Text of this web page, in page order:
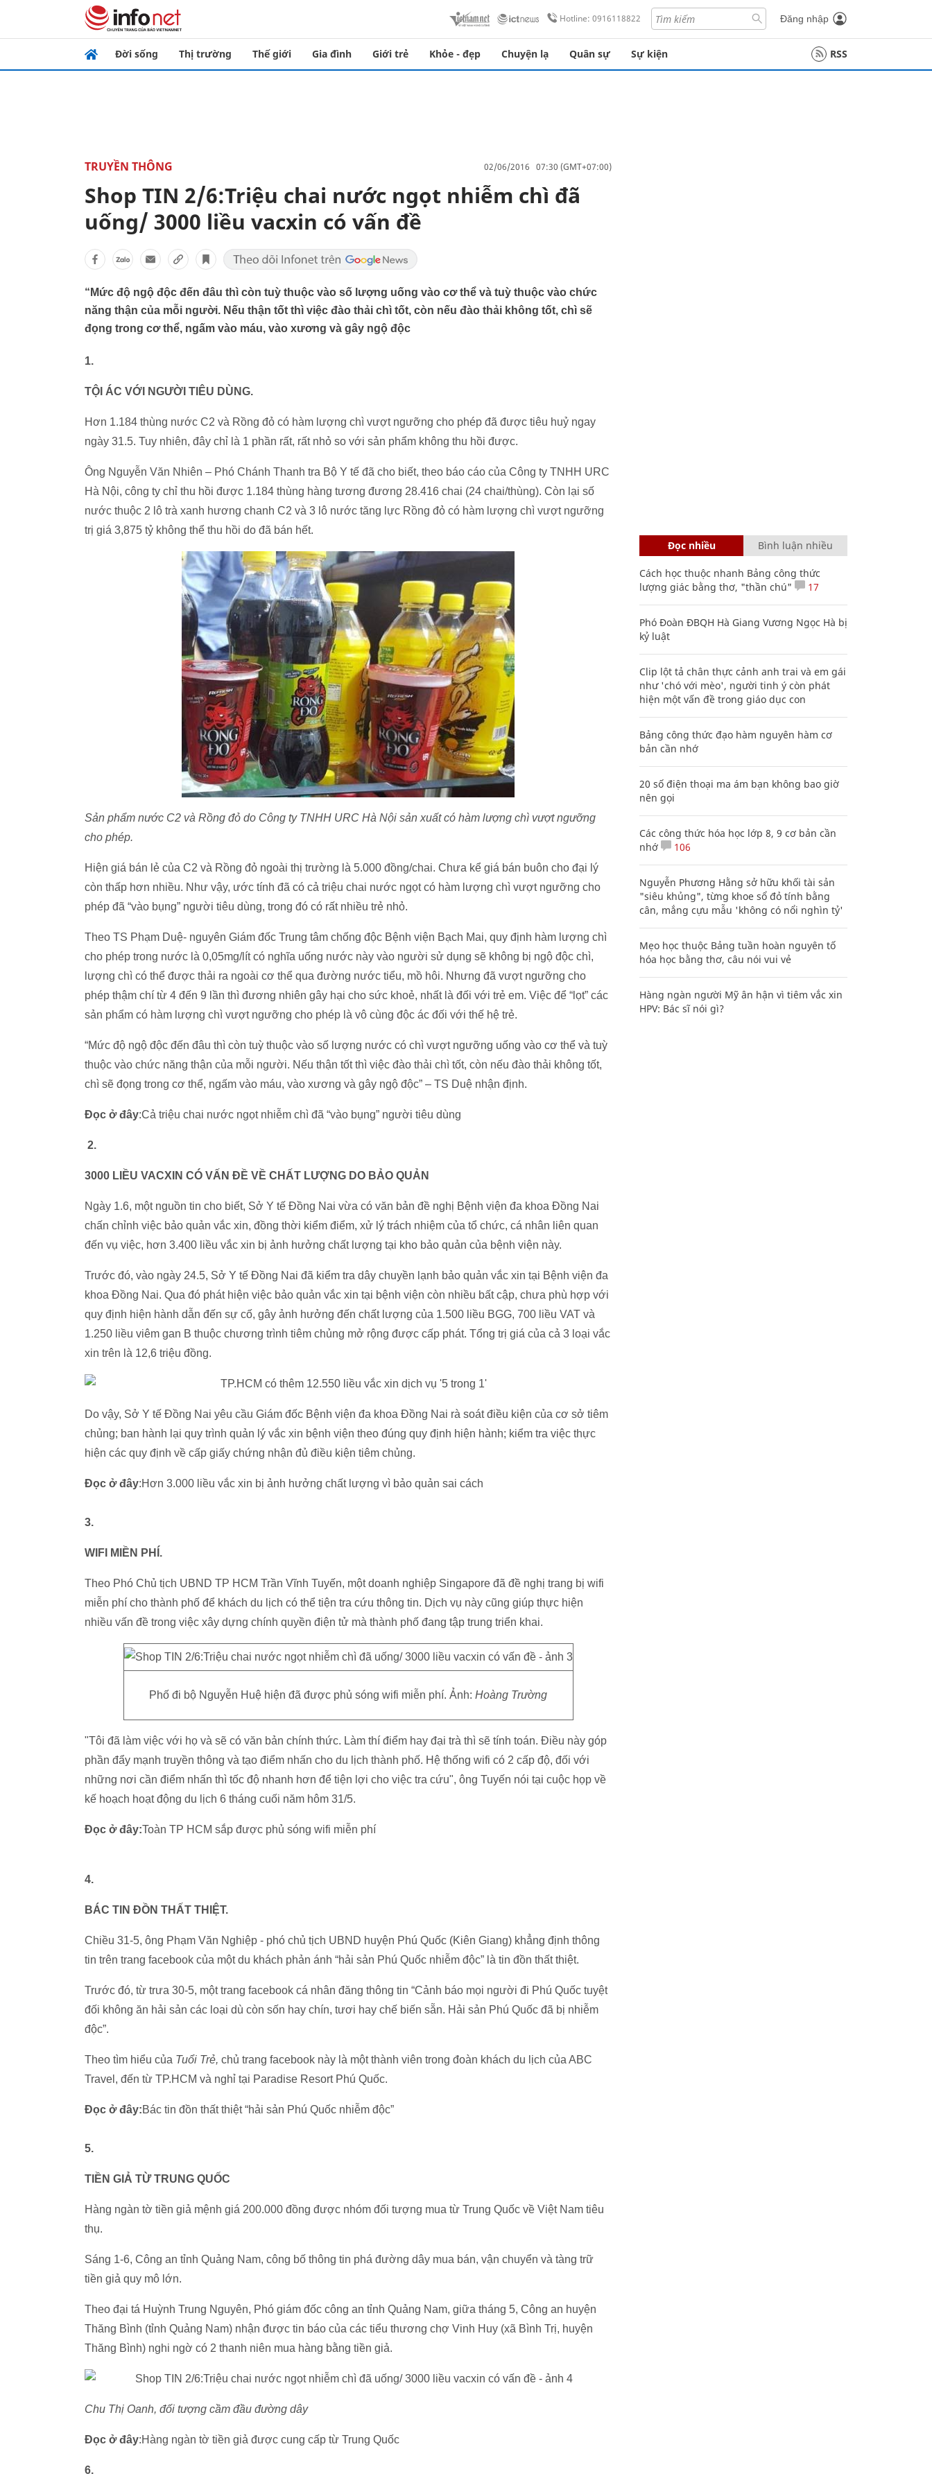
Hotline: 0916118822 Đăng nhập
Đời sống Thị trường Thế giới Gia đình Giới trẻ Khỏe - đẹp Chuyện lạ Quân sự Sự kiện RSS
TRUYỀN THÔNG 02/06/2016 07:30 (GMT+07:00)
Shop TIN 2/6:Triệu chai nước ngọt nhiễm chì đã
uống/ 3000 liều vacxin có vấn đề
“Mức độ ngộ độc đến đâu thì còn tuỳ thuộc vào số lượng uống vào cơ thể và tuỳ thuộc vào chức
năng thận của mỗi người. Nếu thận tốt thì việc đào thải chì tốt, còn nếu đào thải không tốt, chì sẽ
đọng trong cơ thể, ngấm vào máu, vào xương và gây ngộ độc
1.
TỘI ÁC VỚI NGƯỜI TIÊU DÙNG.
Hơn 1.184 thùng nước C2 và Rồng đỏ có hàm lượng chì vượt ngưỡng cho phép đã được tiêu huỷ ngay
ngày 31.5. Tuy nhiên, đây chỉ là 1 phần rất, rất nhỏ so với sản phẩm không thu hồi được.
Ông Nguyễn Văn Nhiên – Phó Chánh Thanh tra Bộ Y tế đã cho biết, theo báo cáo của Công ty TNHH URC
Hà Nội, công ty chỉ thu hồi được 1.184 thùng hàng tương đương 28.416 chai (24 chai/thùng). Còn lại số
nước thuộc 2 lô trà xanh hương chanh C2 và 3 lô nước tăng lực Rồng đỏ có hàm lượng chì vượt ngưỡng
trị giá 3,875 tỷ không thể thu hồi do đã bán hết.
Sản phẩm nước C2 và Rồng đỏ do Công ty TNHH URC Hà Nội sản xuất có hàm lượng chì vượt ngưỡng
cho phép.
Hiện giá bán lẻ của C2 và Rồng đỏ ngoài thị trường là 5.000 đồng/chai. Chưa kể giá bán buôn cho đại lý
còn thấp hơn nhiều. Như vậy, ước tính đã có cả triệu chai nước ngọt có hàm lượng chì vượt ngưỡng cho
phép đã “vào bụng” người tiêu dùng, trong đó có rất nhiều trẻ nhỏ.
Theo TS Phạm Duệ- nguyên Giám đốc Trung tâm chống độc Bệnh viện Bạch Mai, quy định hàm lượng chì
cho phép trong nước là 0,05mg/lít có nghĩa uống nước này vào người sử dụng sẽ không bị ngộ độc chì,
lượng chì có thể được thải ra ngoài cơ thể qua đường nước tiểu, mồ hôi. Nhưng đã vượt ngưỡng cho
phép thậm chí từ 4 đến 9 lần thì đương nhiên gây hại cho sức khoẻ, nhất là đối với trẻ em. Việc để “lọt” các
sản phẩm có hàm lượng chì vượt ngưỡng cho phép là vô cùng độc ác đối với thế hệ trẻ.
“Mức độ ngộ độc đến đâu thì còn tuỳ thuộc vào số lượng nước có chì vượt ngưỡng uống vào cơ thể và tuỳ
thuộc vào chức năng thận của mỗi người. Nếu thận tốt thì việc đào thải chì tốt, còn nếu đào thải không tốt,
chì sẽ đọng trong cơ thể, ngấm vào máu, vào xương và gây ngộ độc” – TS Duệ nhận định.
Đọc ở đây:Cả triệu chai nước ngọt nhiễm chì đã “vào bụng” người tiêu dùng
2.
3000 LIỀU VACXIN CÓ VẤN ĐỀ VỀ CHẤT LƯỢNG DO BẢO QUẢN
Ngày 1.6, một nguồn tin cho biết, Sở Y tế Đồng Nai vừa có văn bản đề nghị Bệnh viện đa khoa Đồng Nai
chấn chỉnh việc bảo quản vắc xin, đồng thời kiểm điểm, xử lý trách nhiệm của tổ chức, cá nhân liên quan
đến vụ việc, hơn 3.400 liều vắc xin bị ảnh hưởng chất lượng tại kho bảo quản của bệnh viện này.
Trước đó, vào ngày 24.5, Sở Y tế Đồng Nai đã kiểm tra dây chuyền lạnh bảo quản vắc xin tại Bệnh viện đa
khoa Đồng Nai. Qua đó phát hiện việc bảo quản vắc xin tại bệnh viện còn nhiều bất cập, chưa phù hợp với
quy định hiện hành dẫn đến sự cố, gây ảnh hưởng đến chất lượng của 1.500 liều BGG, 700 liều VAT và
1.250 liều viêm gan B thuộc chương trình tiêm chủng mở rộng được cấp phát. Tổng trị giá của cả 3 loại vắc
xin trên là 12,6 triệu đồng.
Do vậy, Sở Y tế Đồng Nai yêu cầu Giám đốc Bệnh viện đa khoa Đồng Nai rà soát điều kiện của cơ sở tiêm
chủng; ban hành lại quy trình quản lý vắc xin bệnh viện theo đúng quy định hiện hành; kiểm tra việc thực
hiện các quy định về cấp giấy chứng nhận đủ điều kiện tiêm chủng.
Đọc ở đây:Hơn 3.000 liều vắc xin bị ảnh hưởng chất lượng vì bảo quản sai cách
3.
WIFI MIỀN PHÍ.
Theo Phó Chủ tịch UBND TP HCM Trần Vĩnh Tuyến, một doanh nghiệp Singapore đã đề nghị trang bị wifi
miễn phí cho thành phố để khách du lịch có thể tiện tra cứu thông tin. Dịch vụ này cũng giúp thực hiện
nhiều vấn đề trong việc xây dựng chính quyền điện tử mà thành phố đang tập trung triển khai.
Phố đi bộ Nguyễn Huệ hiện đã được phủ sóng wifi miễn phí. Ảnh: Hoàng Trường
"Tôi đã làm việc với họ và sẽ có văn bản chính thức. Làm thí điểm hay đại trà thì sẽ tính toán. Điều này góp
phần đẩy mạnh truyền thông và tạo điểm nhấn cho du lịch thành phố. Hệ thống wifi có 2 cấp độ, đối với
những nơi cần điểm nhấn thì tốc độ nhanh hơn để tiện lợi cho việc tra cứu", ông Tuyến nói tại cuộc họp về
kế hoạch hoạt động du lịch 6 tháng cuối năm hôm 31/5.
Đọc ở đây:Toàn TP HCM sắp được phủ sóng wifi miễn phí
4.
BÁC TIN ĐỒN THẤT THIỆT.
Chiều 31-5, ông Phạm Văn Nghiệp - phó chủ tịch UBND huyện Phú Quốc (Kiên Giang) khẳng định thông
tin trên trang facebook của một du khách phản ánh “hải sản Phú Quốc nhiễm độc” là tin đồn thất thiệt.
Trước đó, từ trưa 30-5, một trang facebook cá nhân đăng thông tin “Cảnh báo mọi người đi Phú Quốc tuyệt
đối không ăn hải sản các loại dù còn sốn hay chín, tươi hay chế biến sẵn. Hải sản Phú Quốc đã bị nhiễm
độc”.
Theo tìm hiểu của Tuổi Trẻ, chủ trang facebook này là một thành viên trong đoàn khách du lịch của ABC
Travel, đến từ TP.HCM và nghỉ tại Paradise Resort Phú Quốc.
Đọc ở đây:Bác tin đồn thất thiệt “hải sản Phú Quốc nhiễm độc”
5.
TIỀN GIẢ TỪ TRUNG QUỐC
Hàng ngàn tờ tiền giả mệnh giá 200.000 đồng được nhóm đối tượng mua từ Trung Quốc về Việt Nam tiêu
thụ.
Sáng 1-6, Công an tỉnh Quảng Nam, công bố thông tin phá đường dây mua bán, vận chuyển và tàng trữ
tiền giả quy mô lớn.
Theo đại tá Huỳnh Trung Nguyên, Phó giám đốc công an tỉnh Quảng Nam, giữa tháng 5, Công an huyện
Thăng Bình (tỉnh Quảng Nam) nhận được tin báo của các tiểu thương chợ Vinh Huy (xã Bình Trị, huyện
Thăng Bình) nghi ngờ có 2 thanh niên mua hàng bằng tiền giả.
Chu Thị Oanh, đối tượng cầm đầu đường dây
Đọc ở đây:Hàng ngàn tờ tiền giả được cung cấp từ Trung Quốc
6.
Đọc nhiều Bình luận nhiều
Cách học thuộc nhanh Bảng công thức
lượng giác bằng thơ, "thần chú"
17
Phó Đoàn ĐBQH Hà Giang Vương Ngọc Hà bị
kỷ luật
Clip lột tả chân thực cảnh anh trai và em gái
như 'chó với mèo', người tinh ý còn phát
hiện một vấn đề trong giáo dục con
Bảng công thức đạo hàm nguyên hàm cơ
bản cần nhớ
20 số điện thoại ma ám bạn không bao giờ
nên gọi
Các công thức hóa học lớp 8, 9 cơ bản cần
nhớ
106
Nguyễn Phương Hằng sở hữu khối tài sản
"siêu khủng", từng khoe sổ đỏ tính bằng
cân, mắng cựu mẫu 'không có nổi nghìn tỷ'
Mẹo học thuộc Bảng tuần hoàn nguyên tố
hóa học bằng thơ, câu nói vui vẻ
Hàng ngàn người Mỹ ân hận vì tiêm vắc xin
HPV: Bác sĩ nói gì?